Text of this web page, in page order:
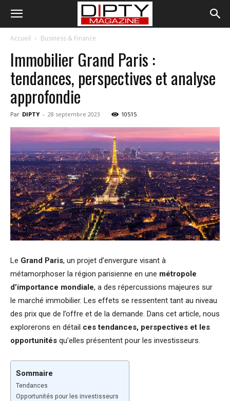
Accueil Business & Finance
Immobilier Grand Paris :
tendances, perspectives et analyse
approfondie
Par DIPTY - 28 septembre 2023 10515
Le Grand Paris, un projet d’envergure visant à
métamorphoser la région parisienne en une métropole
d’importance mondiale, a des répercussions majeures sur
le marché immobilier. Les effets se ressentent tant au niveau
des prix que de l’offre et de la demande. Dans cet article, nous
explorerons en détail ces tendances, perspectives et les
opportunités qu’elles présentent pour les investisseurs.
Sommaire
Tendances
Opportunités pour les investisseurs